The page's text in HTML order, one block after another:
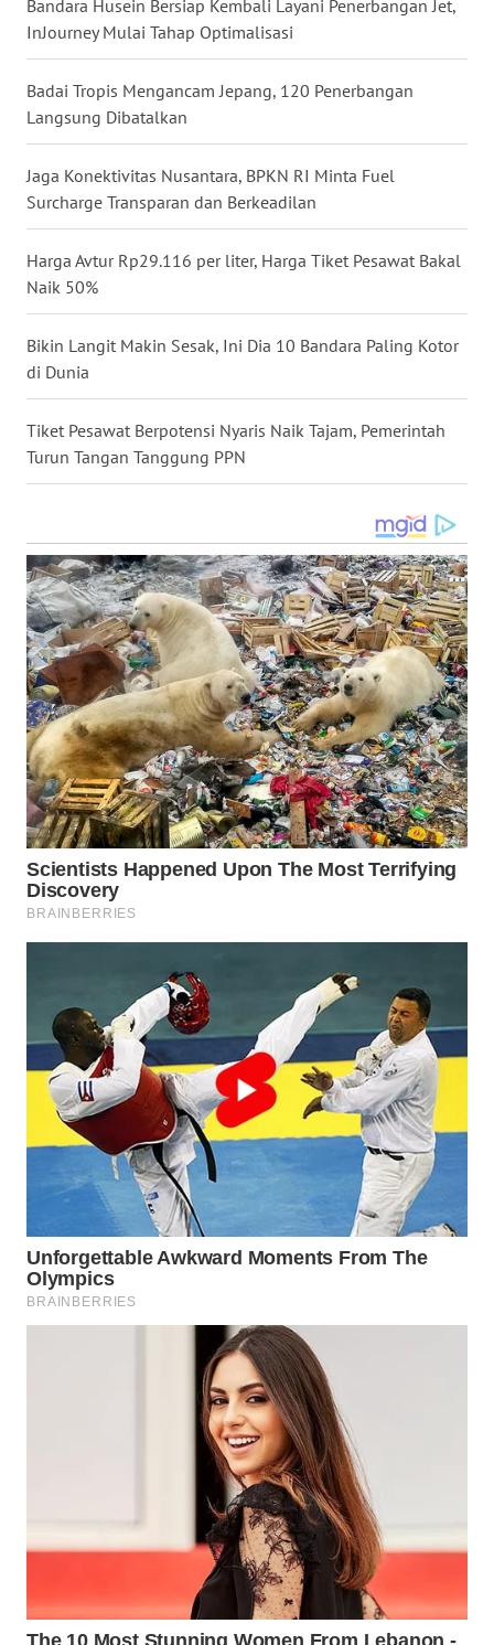
Bandara Husein Bersiap Kembali Layani Penerbangan Jet,
InJourney Mulai Tahap Optimalisasi
Badai Tropis Mengancam Jepang, 120 Penerbangan
Langsung Dibatalkan
Jaga Konektivitas Nusantara, BPKN RI Minta Fuel
Surcharge Transparan dan Berkeadilan
Harga Avtur Rp29.116 per liter, Harga Tiket Pesawat Bakal
Naik 50%
Bikin Langit Makin Sesak, Ini Dia 10 Bandara Paling Kotor
di Dunia
Tiket Pesawat Berpotensi Nyaris Naik Tajam, Pemerintah
Turun Tangan Tanggung PPN
WN
WN
KALTIM
WN
SULSEL
WN
GORONTALO
WN
SULUT
WN
MALUKU
WN
MALUT
WN
DAIRI
WN
DANAU
TOBA
WN
NIAS
WN
TAPANULI
SELATAN
TANJUNG
LESUNG
WN
KARO
TENGAH
WN DELI
SERDANG